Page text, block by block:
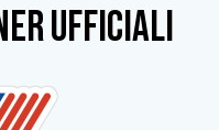
ufficiali